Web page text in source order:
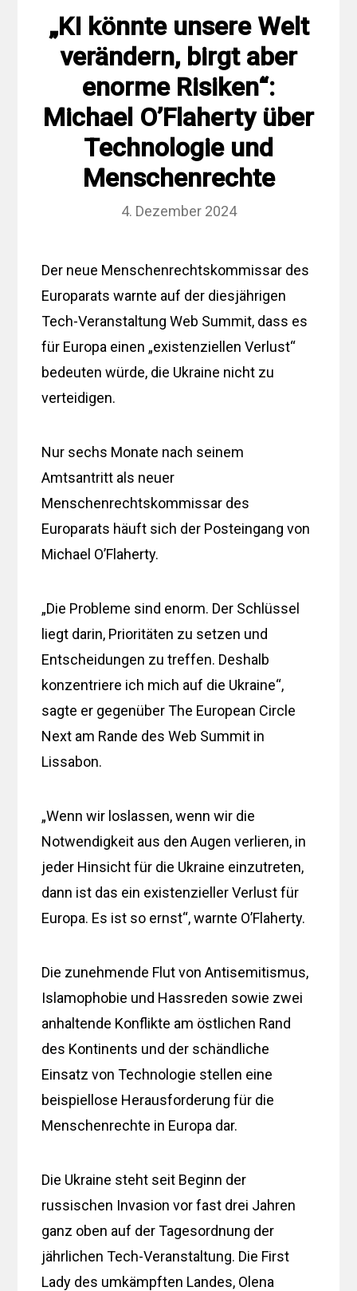
„KI könnte unsere Welt
verändern, birgt aber
enorme Risiken“:
Michael O’Flaherty über
Technologie und
Menschenrechte
4. Dezember 2024
Der neue Menschenrechtskommissar des
Europarats warnte auf der diesjährigen
Tech-Veranstaltung Web Summit, dass es
für Europa einen „existenziellen Verlust“
bedeuten würde, die Ukraine nicht zu
verteidigen.
Nur sechs Monate nach seinem
Amtsantritt als neuer
Menschenrechtskommissar des
Europarats häuft sich der Posteingang von
Michael O’Flaherty.
„Die Probleme sind enorm. Der Schlüssel
liegt darin, Prioritäten zu setzen und
Entscheidungen zu treffen. Deshalb
konzentriere ich mich auf die Ukraine“,
sagte er gegenüber The European Circle
Next am Rande des Web Summit in
Lissabon.
„Wenn wir loslassen, wenn wir die
Notwendigkeit aus den Augen verlieren, in
jeder Hinsicht für die Ukraine einzutreten,
dann ist das ein existenzieller Verlust für
Europa. Es ist so ernst“, warnte O’Flaherty.
Die zunehmende Flut von Antisemitismus,
Islamophobie und Hassreden sowie zwei
anhaltende Konflikte am östlichen Rand
des Kontinents und der schändliche
Einsatz von Technologie stellen eine
beispiellose Herausforderung für die
Menschenrechte in Europa dar.
Die Ukraine steht seit Beginn der
russischen Invasion vor fast drei Jahren
ganz oben auf der Tagesordnung der
jährlichen Tech-Veranstaltung. Die First
Lady des umkämpften Landes, Olena